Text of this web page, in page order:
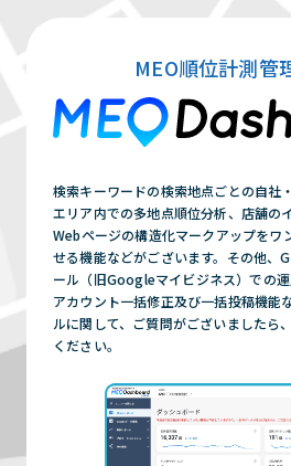
まずは相談する（無料）
上位表示がなされる期間
ーワードや、現在のお客様
Google評価により左右さ
で、一概に期間は限定で
まずは相談する（無料）
MEO順位計測管
検索キーワードの検索地点ごとの自社
エリア内での多地点順位分析、店舗の
Webページの構造化マークアップをワ
せる機能などがございます。その他、
ール（旧Googleマイビジネス）での
アカウント一括修正及び一括投稿機能
ルに関して、ご質問がございましたら
ください。